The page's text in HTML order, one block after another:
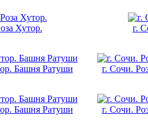
Хутор. г.
Башня Ратуши г. Сочи.
Башня Ратуши г. Сочи.